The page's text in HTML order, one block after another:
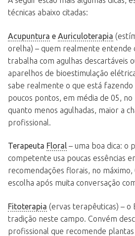
técnicas abaixo citadas:
Acupuntura e Auriculoterapia
orelha) – quem realmente entende
trabalha com agulhas descartáveis
aparelhos de bioestimulação
sabe realmente o que está fazendo
poucos pontos, em média de 05, no
quanto menos agulhadas, maior a
profissional.
Terapeuta Floral – uma boa dica: o
competente usa poucas essências
recomendações florais, no máximo,
escolha após muita conversação
Fitoterapia (ervas terapêuticas) – o
tradição neste campo. Convém
profissional que recomende plantas